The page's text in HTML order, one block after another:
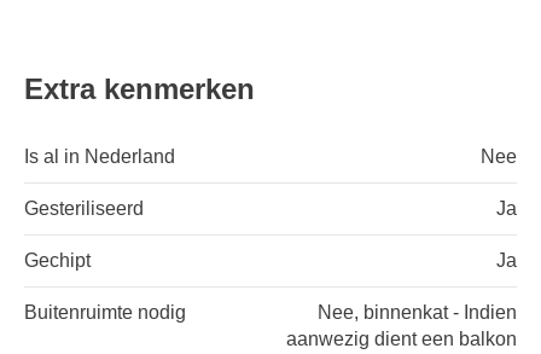
Extra kenmerken
Is al in Nederland Nee
Gesteriliseerd Ja
Gechipt Ja
Buitenruimte nodig
Nee, binnenkat - Indien
aanwezig dient een balkon